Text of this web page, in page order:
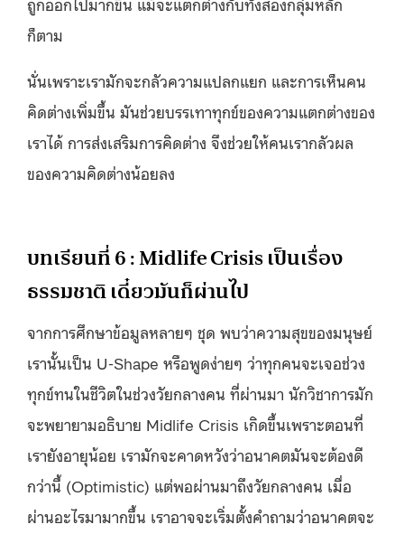
ก็ตาม
นั่นเพราะเรามักจะกลัวความแปลกแยก และการเห็นคน
คิดต่างเพิ่มขึ้น มันช่วยบรรเทาทุกข์ของความแตกต่างของ
เราได้ การส่งเสริมการคิดต่าง จึงช่วยให้คนเรากลัวผล
ของความคิดต่างน้อยลง
บทเรียนที่ 6 : Midlife Crisis เป็นเรื่อง
ธรรมชาติ เดี๋ยวมันก็ผ่านไป
จากการศึกษาข้อมูลหลายๆ ชุด พบว่าความสุขของมนุษย์
เรานั้นเป็น U-Shape หรือพูดง่ายๆ ว่าทุกคนจะเจอช่วง
ทุกข์ทนในชีวิตในช่วงวัยกลางคน ที่ผ่านมา นักวิชาการมัก
จะพยายามอธิบาย Midlife Crisis เกิดขึ้นเพราะตอนที่
เรายังอายุน้อย เรามักจะคาดหวังว่าอนาคตมันจะต้องดี
กว่านี้ (Optimistic) แต่พอผ่านมาถึงวัยกลางคน เมื่อ
ผ่านอะไรมามากขึ้น เราอาจจะเริ่มตั้งคำถามว่าอนาคตจะ